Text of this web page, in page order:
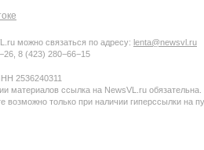
можно связаться по адресу: lenta@newsvl.ru
8 (423) 280−66−15
2536240311
материалов ссылка на NewsVL.ru обязательна.
возможно только при наличии гиперссылки на